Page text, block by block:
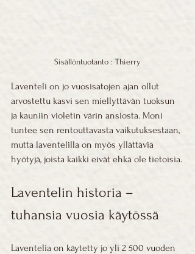
Sisällöntuotanto : Thierry
Laventeli on jo vuosisatojen ajan ollut
arvostettu kasvi sen miellyttävän tuoksun
ja kauniin violetin värin ansiosta. Moni
tuntee sen rentouttavasta vaikutuksestaan,
mutta laventelilla on myös yllättäviä
hyötyjä, joista kaikki eivät ehkä ole tietoisia.
Laventelin historia –
tuhansia vuosia käytössä
Laventelia on käytetty jo yli 2 500 vuoden